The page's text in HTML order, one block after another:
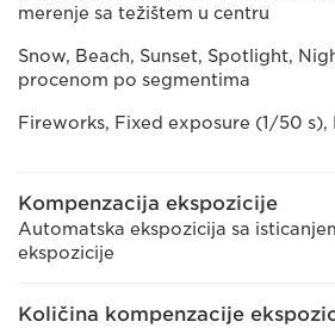
merenje sa težištem u centru
Snow, Beach, Sunset, Spotlight,
procenom po segmentima
Fireworks, Fixed exposure (1/50 s),
Kompenzacija ekspozicije
Automatska ekspozicija sa
ekspozicije
Količina kompenzacije